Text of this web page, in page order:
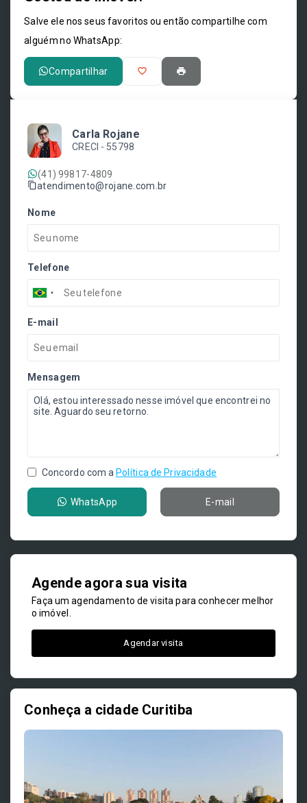
Salve ele nos seus favoritos ou então compartilhe com
alguém no WhatsApp:
Compartilhar
Carla Rojane
CRECI - 55798
(41) 99817-4809
atendimento@rojane.com.br
Nome
Telefone
E-mail
Mensagem
Concordo com a Política de Privacidade
WhatsApp E-mail
Agende agora sua visita
Faça um agendamento de visita para conhecer melhor
o imóvel.
Agendar visita
Conheça a cidade Curitiba